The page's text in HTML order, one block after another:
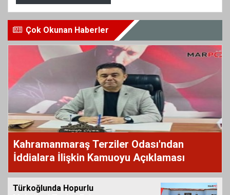
Çok Okunan Haberler
Kahramanmaraş Terziler Odası'ndan
İddialara İlişkin Kamuoyu Açıklaması
Türkoğlunda Hopurlu